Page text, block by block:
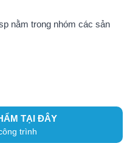
nằm trong nhóm các sản
TẠI ĐÂY
trình